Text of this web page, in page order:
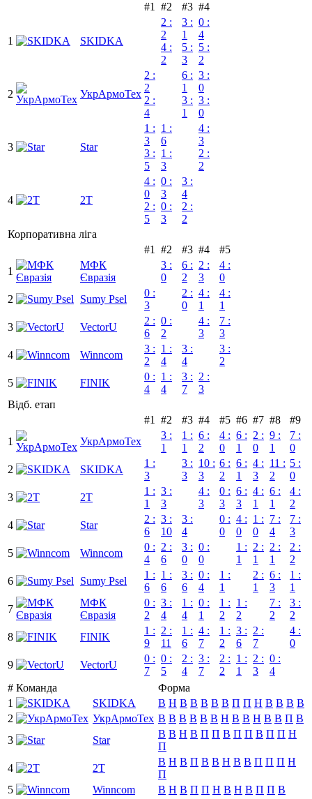
#1
#2 #3 #4
1 SKIDKA
2 :
2
4 :
2
3 :
1
5 :
3
0 :
4
5 :
2
2 УкрАрмоТех
2 :
2
2 :
4
6 :
1
3 :
1
3 :
0
3 :
0
3 Star
1 :
3
3 :
5
1 :
6
1 :
3
4 :
3
2 :
2
4 2Т
4 :
0
2 :
5
0 :
3
0 :
3
3 :
4
2 :
2
Корпоративна ліга
#1
#2 #3 #4
#5
1
МФК
Євразія
3 :
0
6 :
2
2 :
3
4 :
0
2
Sumy Psel
0 :
3
2 :
0
4 :
1
4 :
1
3
VectorU
2 :
6
0 :
2
4 :
3
7 :
3
4
Winncom
3 :
2
1 :
4
3 :
4
3 :
2
5
FINIK
0 :
4
1 :
4
3 :
7
2 :
3
Відб. етап
#1
#2 #3 #4 #5 #6 #7 #8
#9
1
УкрАрмоТех
3 :
1
1 :
1
6 :
2
4 :
0
6 :
1
2 :
0
9 :
1
7 :
0
2
SKIDKA
1 :
3
3 :
3
10 :
3
6 :
2
6 :
1
4 :
3
11 :
2
5 :
0
3
2Т
1 :
1
3 :
3
4 :
3
0 :
3
6 :
3
4 :
1
6 :
1
4 :
2
4
Star
2 :
6
3 :
10
3 :
4
0 :
0
4 :
0
1 :
0
7 :
4
7 :
3
5
Winncom
0 :
4
2 :
6
3 :
0
0 :
0
1 :
1
2 :
1
2 :
1
2 :
2
6
Sumy Psel
1 :
6
1 :
6
3 :
6
0 :
4
1 :
1
2 :
1
6 :
3
1 :
1
7
МФК
Євразія
0 :
2
3 :
4
1 :
4
0 :
1
1 :
2
1 :
2
7 :
2
3 :
2
8
FINIK
1 :
9
2 :
11
1 :
6
4 :
7
1 :
2
3 :
6
2 :
7
4 :
0
9
VectorU
0 :
7
0 :
5
2 :
4
3 :
7
2 :
2
1 :
1
2 :
3
0 :
4
# Команда
Форма
1
SKIDKA В Н В В В В В П П Н В В В В
2
УкрАрмоТех В В В В В В Н В В Н В В П В
3
Star
В В Н В П П В П П В П П Н
П
4
2Т
В Н В П В В Н В В П П П Н
П
5
Winncom В Н В П П Н В Н В П П В